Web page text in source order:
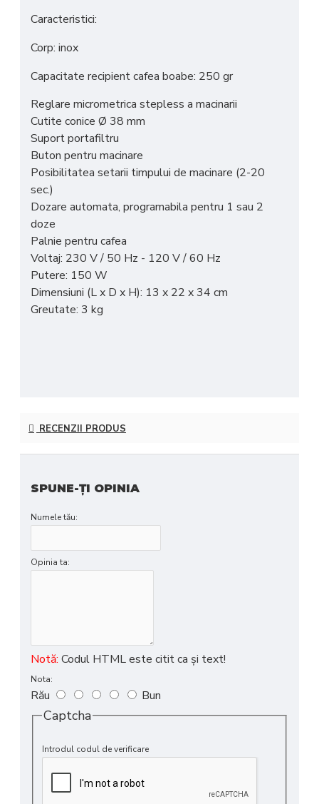
Caracteristici:
Corp: inox
Capacitate recipient cafea boabe: 250 gr
Reglare micrometrica stepless a macinarii
Cutite conice Ø 38 mm
Suport portafiltru
Buton pentru macinare
Posibilitatea setarii timpului de macinare (2-20
sec.)
Dozare automata, programabila pentru 1 sau 2
doze
Palnie pentru cafea
Voltaj: 230 V / 50 Hz - 120 V / 60 Hz
Putere: 150 W
Dimensiuni (L x D x H): 13 x 22 x 34 cm
Greutate: 3 kg
RECENZII PRODUS
SPUNE-ŢI OPINIA
Numele tău:
Opinia ta:
Notă: Codul HTML este citit ca şi text!
Nota:
Rău Bun
Captcha
Introdul codul de verificare